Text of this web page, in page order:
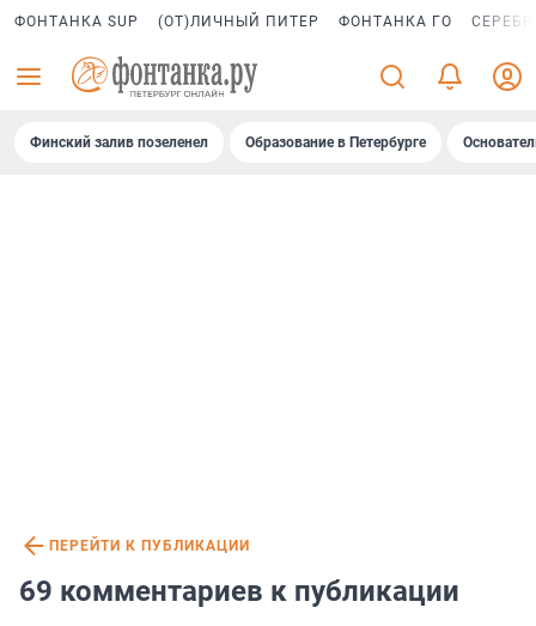
ФОНТАНКА SUP (ОТ)ЛИЧНЫЙ ПИТЕР ФОНТАНКА ГО
Финский залив позеленел Образование в Петербурге
ПЕРЕЙТИ К ПУБЛИКАЦИИ
69 комментариев к публикации